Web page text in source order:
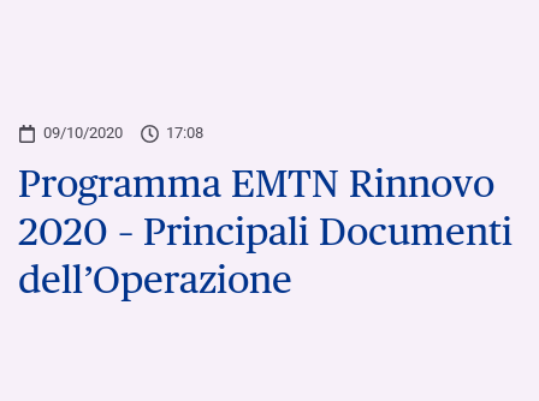
09/10/2020 17:08
Programma EMTN Rinnovo
2020 – Principali Documenti
dell’Operazione